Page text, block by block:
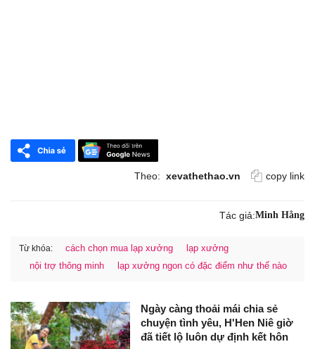
Theo: xevathethao.vn copy link
Tác giả:Minh Hằng
Từ khóa: cách chọn mua lạp xưởng
lạp xưởng
nội trợ thông minh
lạp xưởng ngon có đặc điểm như thế nào
Ngày càng thoải mái chia sẻ
chuyện tình yêu, H'Hen Niê giờ
đã tiết lộ luôn dự định kết hôn